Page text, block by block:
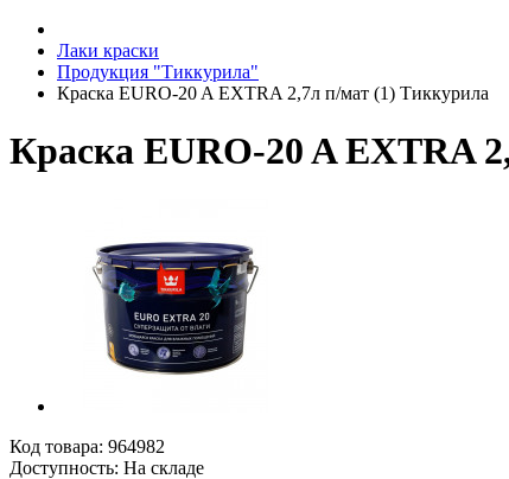
Лаки краски
Продукция "Тиккурила"
Краска EURO-20 A EXTRA 2,7л п/мат (1) Тиккурила
Краска EURO-20 A EXTRA
Код товара: 964982
Доступность: На складе